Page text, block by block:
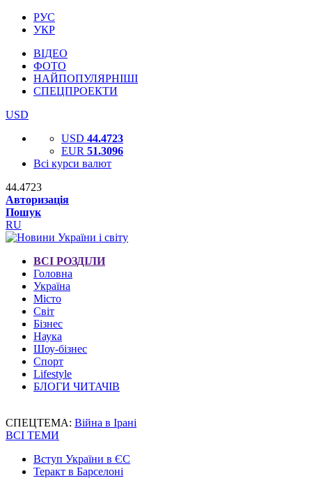
РУС
УКР
ВІДЕО
ФОТО
НАЙПОПУЛЯРНІШІ
СПЕЦПРОЕКТИ
USD
USD 44.4723
EUR 51.3096
Всі курси валют
44.4723
Авторизація
Пошук
RU
ВСІ РОЗДІЛИ
Головна
Україна
Місто
Світ
Бізнес
Наука
Шоу-бізнес
Спорт
Lifestyle
БЛОГИ ЧИТАЧІВ
СПЕЦТЕМА: Війна в Ірані
ВСІ ТЕМИ
Вступ України в ЄС
Теракт в Барселоні